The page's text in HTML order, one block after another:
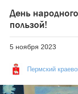
День
пользой!
5 ноября 2023
Пермский